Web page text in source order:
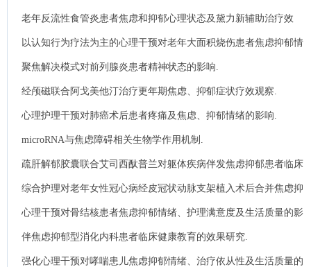
析.
老年反流性食管炎患者焦虑和抑郁心理状态及黛力新辅助治疗效
果.
以认知行为疗法为主的心理干预对老年大面积烧伤患者焦虑抑郁情
绪影响.
聚焦解决模式对前列腺炎患者精神状态的影响.
经颅磁联合阿戈美他汀治疗更年期焦虑、抑郁症状疗效观察.
心理护理干预对肺癌术后患者疼痛及焦虑、抑郁情绪的影响.
microRNA与焦虑障碍相关生物学作用机制.
疏肝解郁胶囊联合艾司西酞普兰对躯体疾病伴发焦虑抑郁患者临床
疗效与治疗依从性的影响.
综合护理对老年女性冠心病经皮冠状动脉支架植入术后合并焦虑抑
郁情绪及生活质量的影响.
心理干预对骨结核患者焦虑抑郁情绪、护理满意度及生活质量的影
响.
伴焦虑抑郁型消化内科患者临床健康教育的效果研究.
强化心理干预对哮喘患儿焦虑抑郁情绪、治疗依从性及生活质量的